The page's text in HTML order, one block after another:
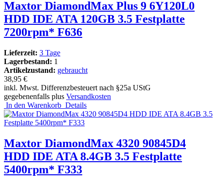
Maxtor DiamondMax Plus 9 6Y120L0
HDD IDE ATA 120GB 3.5 Festplatte
7200rpm* F636
Lieferzeit: 3 Tage
Lagerbestand: 1
Artikelzustand: gebraucht
38,95 €
inkl. Mwst. Differenzbesteuert nach §25a UStG
gegebenenfalls plus Versandkosten
In den Warenkorb Details
Maxtor DiamondMax 4320 90845D4
HDD IDE ATA 8.4GB 3.5 Festplatte
5400rpm* F333